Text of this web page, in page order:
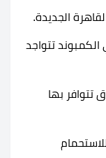
الجديدة.
تتواجد
تتوافر بها